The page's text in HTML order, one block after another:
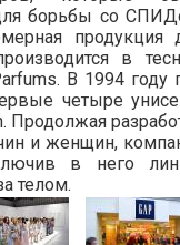
борьбы со
продукция
в
В 1994 году
четыре
Продолжая
и женщин,
в него
телом.